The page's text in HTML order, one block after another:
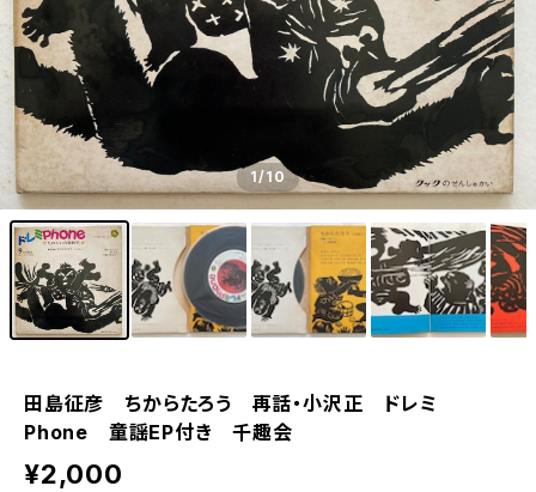
1/10
田島征彦 ちからたろう 再話・小沢正 ドレミ
Phone 童謡EP付き 千趣会
¥2,000